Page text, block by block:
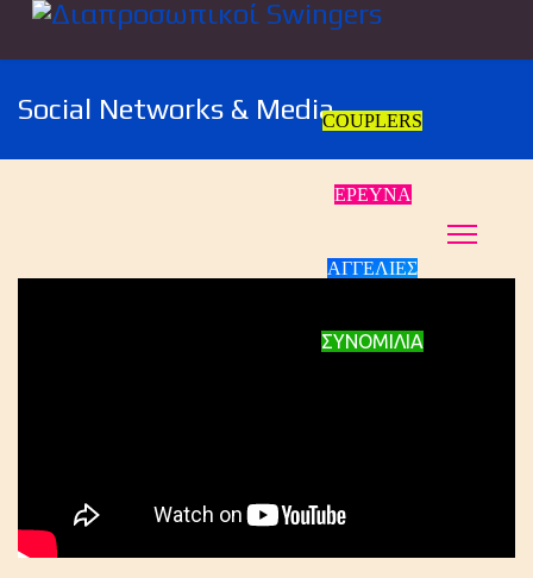
COUPLERS
ΕΡΕΥΝΑ
ΑΓΓΕΛΙΕΣ
ΣΥΝΟΜΙΛΙΑ
Social Networks & Media